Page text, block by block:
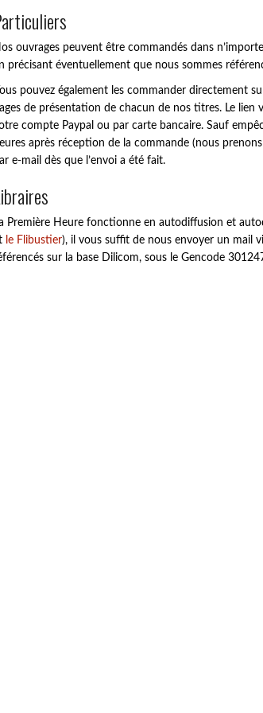
ouvrages peuvent être commandés dans
précisant éventuellement que nous sommes
pouvez également les commander directement
de présentation de chacun de nos titres. Le lien
compte Paypal ou par carte bancaire. Sauf
après réception de la commande (nous
e-mail dès que l’envoi a été fait.
Première Heure fonctionne en autodiffusion et
le Flibustier), il vous suffit de nous envoyer un mail
sur la base Dilicom, sous le Gencode